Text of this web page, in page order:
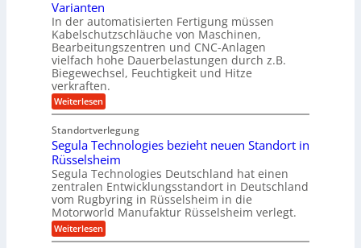
tr
V
o
r
j
a
h
r
r
k
t
m
s
c
h
a
n
c
e
f
ü
d
e
n
M
a
c
h
i
n
d
S
y
s
t
e
m
T
e
a
m
t
i
t
t
n
d
u
s
t
Varianten
In der automatisierten Fertigung müssen
Kabelschutzschläuche von Maschinen,
Bearbeitungszentren und CNC-Anlagen
vielfach hohe Dauerbelastungen durch z.B.
Biegewechsel, Feuchtigkeit und Hitze
verkraften.
Weiterlesen:
K
n
s
t
s
t
o
f
f
-
W
Standortverlegung
Segula Technologies bezieht neuen Standort in
Rüsselsheim
Segula Technologies Deutschland hat einen
zentralen Entwicklungsstandort in Deutschland
vom Rugbyring in Rüsselsheim in die
Motorworld Manufaktur Rüsselsheim verlegt.
Weiterlesen:
S